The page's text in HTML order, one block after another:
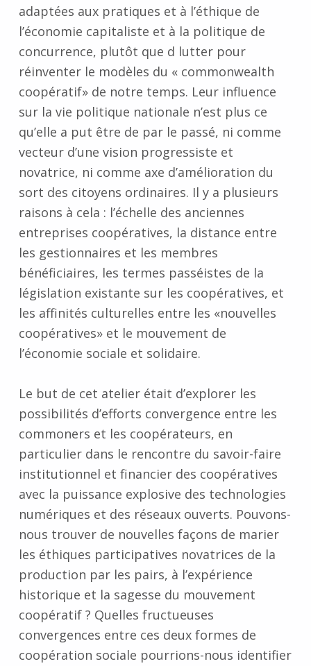
adaptées aux pratiques et à l’éthique de
l’économie capitaliste et à la politique de
concurrence, plutôt que d lutter pour
réinventer le modèles du « commonwealth
coopératif» de notre temps. Leur influence
sur la vie politique nationale n’est plus ce
qu’elle a put être de par le passé, ni comme
vecteur d’une vision progressiste et
novatrice, ni comme axe d’amélioration du
sort des citoyens ordinaires. Il y a plusieurs
raisons à cela : l’échelle des anciennes
entreprises coopératives, la distance entre
les gestionnaires et les membres
bénéficiaires, les termes passéistes de la
législation existante sur les coopératives, et
les affinités culturelles entre les «nouvelles
coopératives» et le mouvement de
l’économie sociale et solidaire.
Le but de cet atelier était d’explorer les
possibilités d’efforts convergence entre les
commoners et les coopérateurs, en
particulier dans le rencontre du savoir-faire
institutionnel et financier des coopératives
avec la puissance explosive des technologies
numériques et des réseaux ouverts. Pouvons-
nous trouver de nouvelles façons de marier
les éthiques participatives novatrices de la
production par les pairs, à l’expérience
historique et la sagesse du mouvement
coopératif ? Quelles fructueuses
convergences entre ces deux formes de
coopération sociale pourrions-nous identifier